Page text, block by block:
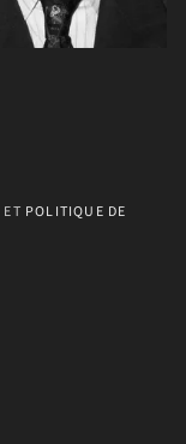
ET POLITIQUE DE